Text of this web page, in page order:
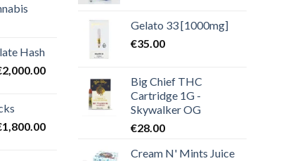
Hash
2,000.00Plage
à
1,800.00Plage
Gelato 33 [1000mg]
€35.00
Big Chief THC
Cartridge 1G -
Skywalker OG
€28.00
Cream N' Mints Juice